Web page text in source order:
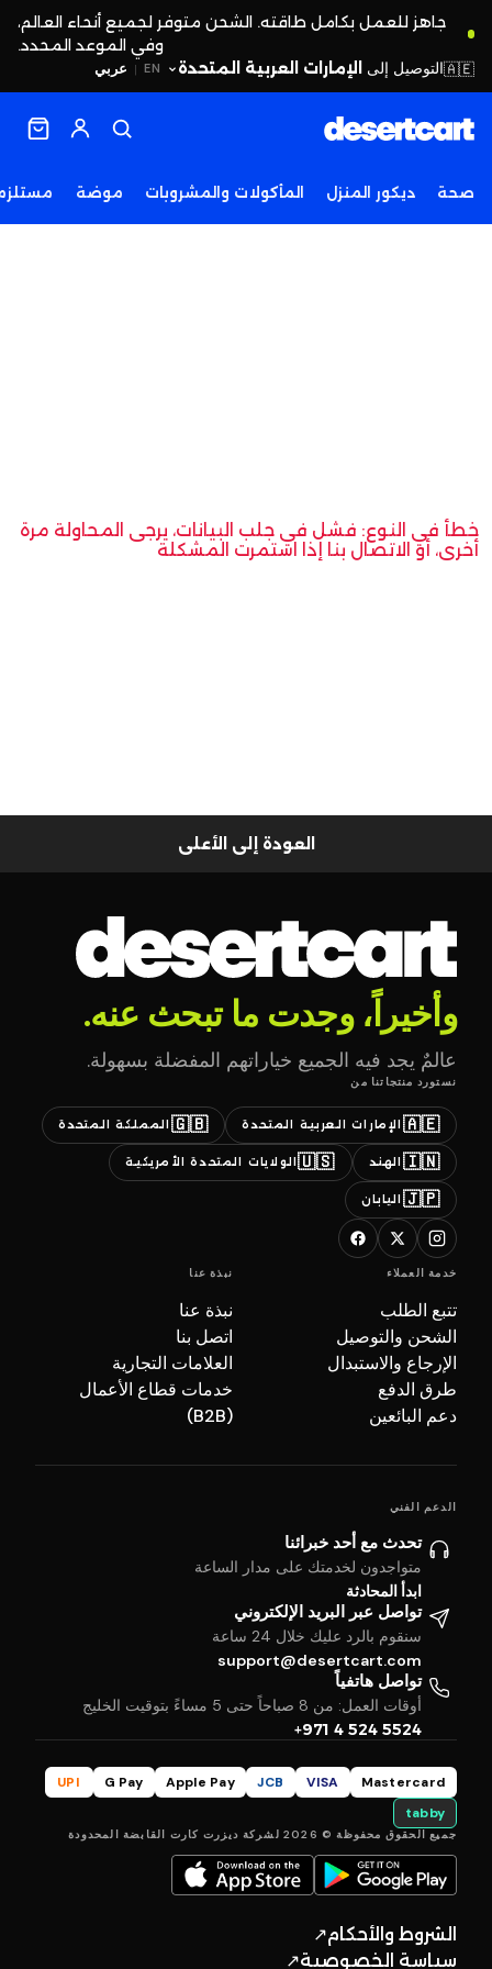
جاهز للعمل بكامل طاقته. الشحن متوفر لجميع أنحاء العالم،
وفي الموعد المحدد.
EN
| عربي 🇦🇪التوصيل إلى الإمارات العربية المتحدة
صحة ديكور المنزل المأكولات والمشروبات موضة
خطأ في النوع: فشل في جلب البيانات، يرجى المحاولة مرة
أخرى، أو الاتصال بنا إذا استمرت المشكلة
العودة إلى الأعلى
وأخيراً، وجدت ما تبحث عنه.
عالمٌ يجد فيه الجميع خياراتهم المفضلة بسهولة.
نستورد منتجاتنا من
🇦🇪 الإمارات العربية المتحدة 🇬🇧 المملكة المتحدة
🇮🇳 الهند 🇺🇸الولايات المتحدة الأمريكية
🇯🇵 اليابان
خدمة العملاء
تتبع الطلب
الشحن والتوصيل
الإرجاع والاستبدال
طرق الدفع
دعم البائعين
نبذة عنا
نبذة عنا
اتصل بنا
العلامات التجارية
خدمات قطاع الأعمال
(B2B)
الدعم الفني
تحدث مع أحد خبرائنا
متواجدون لخدمتك على مدار الساعة
ابدأ المحادثة
تواصل عبر البريد الإلكتروني
سنقوم بالرد عليك خلال 24 ساعة
support@desertcart.com
تواصل هاتفياً
أوقات العمل: من 8 صباحاً حتى 5 مساءً بتوقيت الخليج
+971 4 524 5524
Mastercard
VISA
JCB
Apple Pay
G Pay
UPI
tabby
جميع الحقوق محفوظة © 2026 لشركة ديزرت كارت القابضة المحدودة
الشروط والأحكام↗
سياسة الخصوصية↗